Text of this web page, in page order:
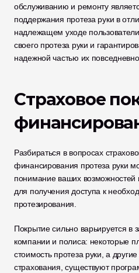
обслуживанию и ремонту
поддержания протеза руки в
надлежащем уходе
своего протеза руки и
надежной частью их
Страховое
Разбираться в вопросах
финансирования протеза руки
понимание ваших
для получения доступа к
протезирования.
Покрытие сильно варьируется в
компании и полиса: некоторые
стоимость протеза руки, а
страхования, существуют